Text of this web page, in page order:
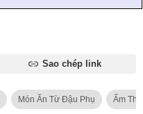
Sao chép link
Món Ăn Từ Đậu Phụ Ẩm